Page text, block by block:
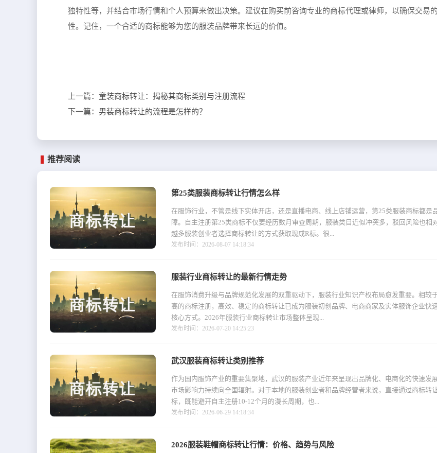
独特性等，并结合市场行情和个人预算来做出决策。建议在购买前咨询专业的商标代理或律师，以确保交易
性。记住，一个合适的商标能够为您的服装品牌带来长远的价值。
上一篇： 童装商标转让：揭秘其商标类别与注册流程
下一篇： 男装商标转让的流程是怎样的？
第25类服装商标转让行情怎么样
在服饰行业，不管是线下实体开店，还是直播电商、线上店铺运营，第25类服装商标都是
障。自主注册第25类商标不仅要经历数月审查周期，服装类目近似冲突多，驳回风险也相
越多服装创业者选择商标转让的方式获取现成R标。很...
发布时间：2026-08-07 14:18:34
服装行业商标转让的最新行情走势
在服饰消费升级与品牌规范化发展的双重驱动下，服装行业知识产权布局愈发重要。相较
高的商标注册，高效、稳定的商标转让已成为服装初创品牌、电商商家及实体服饰企业快
核心方式。2026年服装行业商标转让市场整体呈现...
发布时间：2026-07-20 14:25:23
武汉服装商标转让类别推荐
作为国内服饰产业的重要集聚地，武汉的服装产业近年来呈现出品牌化、电商化的快速发
市场影响力持续向全国辐射。对于本地的服装创业者和品牌经营者来说，直接通过商标转
标，既能避开自主注册10-12个月的漫长周期，也...
发布时间：2026-06-29 14:18:34
2026服装鞋帽商标转让行情：价格、趋势与风险
推荐阅读